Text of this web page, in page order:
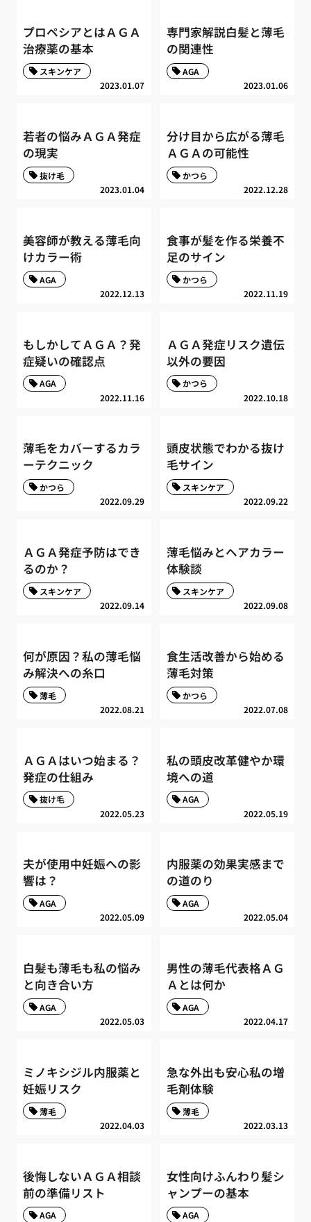
プロペシアとはＡＧＡ
治療薬の基本
2023.01.07
スキンケア
専門家解説白髪と薄毛
の関連性
2023.01.06
AGA
若者の悩みＡＧＡ発症
の現実
2023.01.04
抜け毛
分け目から広がる薄毛
ＡＧＡの可能性
2022.12.28
かつら
美容師が教える薄毛向
けカラー術
2022.12.13
AGA
食事が髪を作る栄養不
足のサイン
2022.11.19
かつら
もしかしてＡＧＡ？発
症疑いの確認点
2022.11.16
AGA
ＡＧＡ発症リスク遺伝
以外の要因
2022.10.18
かつら
薄毛をカバーするカラ
ーテクニック
2022.09.29
かつら
頭皮状態でわかる抜け
毛サイン
2022.09.22
スキンケア
ＡＧＡ発症予防はでき
るのか？
2022.09.14
スキンケア
薄毛悩みとヘアカラー
体験談
2022.09.08
スキンケア
何が原因？私の薄毛悩
み解決への糸口
2022.08.21
薄毛
食生活改善から始める
薄毛対策
2022.07.08
かつら
ＡＧＡはいつ始まる？
発症の仕組み
2022.05.23
抜け毛
私の頭皮改革健やか環
境への道
2022.05.19
AGA
夫が使用中妊娠への影
響は？
2022.05.09
AGA
内服薬の効果実感まで
の道のり
2022.05.04
AGA
白髪も薄毛も私の悩み
と向き合い方
2022.05.03
AGA
男性の薄毛代表格ＡＧ
Ａとは何か
2022.04.17
AGA
ミノキシジル内服薬と
妊娠リスク
2022.04.03
薄毛
急な外出も安心私の増
毛剤体験
2022.03.13
薄毛
後悔しないＡＧＡ相談
前の準備リスト
AGA
女性向けふんわり髪シ
ャンプーの基本
AGA